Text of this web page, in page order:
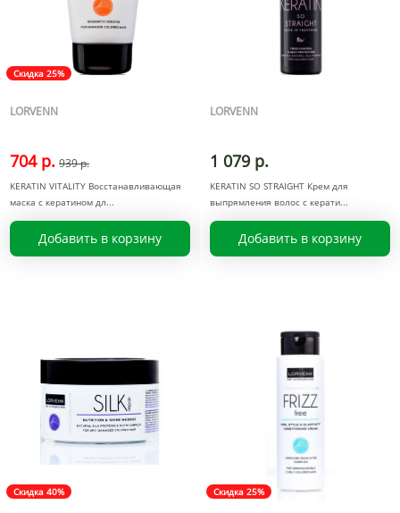
Скидка 25%
LORVENN
704 р. 939 р.
KERATIN VITALITY Восстанавливающая
маска с кератином дл
Добавить в корзину
LORVENN
1 079 р.
KERATIN SO STRAIGHT Крем для
выпрямления волос с керати
Добавить в корзину
Скидка 40% Скидка 25%